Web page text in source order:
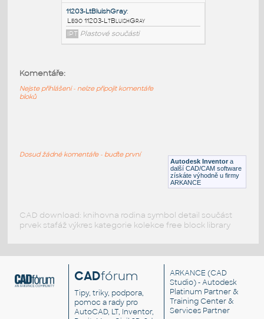
52107-Red:
Lego 52107-Red
IPT Plastové součásti
Lego 52107-Black
Lego 11203-LtBluishGray
Autodesk Inventor a
další CAD/CAM software
získáte výhodně u firmy
ARKANCE
Komentáře:
Nejste přihlášeni - nelze připojit komentáře
bloků
Dosud žádné komentáře - buďte první
CAD download: knihovna rodina symbol detail součást
prvek stafáž výkres kategorie kolekce free block library
CADfórum
Tipy, triky, podpora,
pomoc a rady pro
AutoCAD, LT, Inventor,
ARKANCE (CAD
Studio) - Autodesk
Platinum Partner &
Training Center &
Services Partner